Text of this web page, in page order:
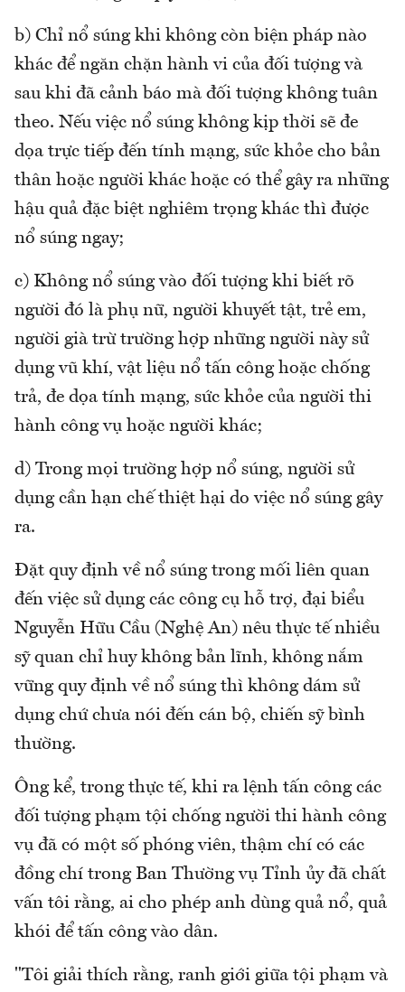
b) Chỉ nổ súng khi không còn biện pháp nào
khác để ngăn chặn hành vi của đối tượng và
sau khi đã cảnh báo mà đối tượng không tuân
theo. Nếu việc nổ súng không kịp thời sẽ đe
dọa trực tiếp đến tính mạng, sức khỏe cho bản
thân hoặc người khác hoặc có thể gây ra những
hậu quả đặc biệt nghiêm trọng khác thì được
nổ súng ngay;
c) Không nổ súng vào đối tượng khi biết rõ
người đó là phụ nữ, người khuyết tật, trẻ em,
người già trừ trường hợp những người này sử
dụng vũ khí, vật liệu nổ tấn công hoặc chống
trả, đe dọa tính mạng, sức khỏe của người thi
hành công vụ hoặc người khác;
d) Trong mọi trường hợp nổ súng, người sử
dụng cần hạn chế thiệt hại do việc nổ súng gây
ra.
Đặt quy định về nổ súng trong mối liên quan
đến việc sử dụng các công cụ hỗ trợ, đại biểu
Nguyễn Hữu Cầu (Nghệ An) nêu thực tế nhiều
sỹ quan chỉ huy không bản lĩnh, không nắm
vững quy định về nổ súng thì không dám sử
dụng chứ chưa nói đến cán bộ, chiến sỹ bình
thường.
Ông kể, trong thực tế, khi ra lệnh tấn công các
đối tượng phạm tội chống người thi hành công
vụ đã có một số phóng viên, thậm chí có các
đồng chí trong Ban Thường vụ Tỉnh ủy đã chất
vấn tôi rằng, ai cho phép anh dùng quả nổ, quả
khói để tấn công vào dân.
"Tôi giải thích rằng, ranh giới giữa tội phạm và